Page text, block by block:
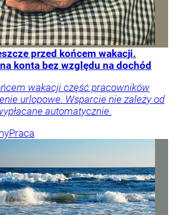
przed końcem wakacji.
konta bez względu na dochód
wakacji część pracowników
urlopowe. Wsparcie nie zależy od
automatycznie.
Praca